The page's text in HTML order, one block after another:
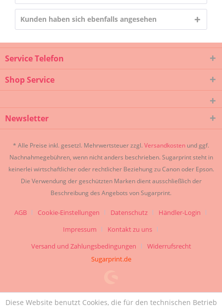
Kunden haben sich ebenfalls angesehen
Service Telefon
Shop Service
Newsletter
* Alle Preise inkl. gesetzl. Mehrwertsteuer zzgl. Versandkosten und ggf.
Nachnahmegebühren, wenn nicht anders beschrieben. Sugarprint steht in
keinerlei wirtschaftlicher oder rechtlicher Beziehung zu Canon oder Epson.
Die Verwendung der geschützten Marken dient ausschließlich der
Beschreibung des Angebots von Sugarprint.
AGB Cookie-Einstellungen Datenschutz
Händler-Login
Impressum
Kontakt zu uns
Versand und Zahlungsbedingungen
Widerrufsrecht
Sugarprint.de
Diese Website benutzt Cookies, die für den technischen Betrieb